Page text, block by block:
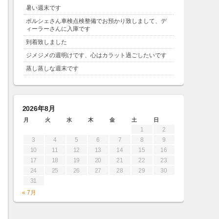
暑い週末です
ポルシェさん車検点検整備でお預かり致しまして、デ
ィーラーさんに入庫です
到着致しました
ジメジメの週明けです、心はカラット過ごしたいです
蒸し蒸しな週末です
2026年8月
月 火 水 木 金 土 日
1
2
3
4 5 6 7 8
9
10
11 12 13 14 15
16
17
18 19 20 21 22
23
24
25 26 27 28 29
30
31
« 7月